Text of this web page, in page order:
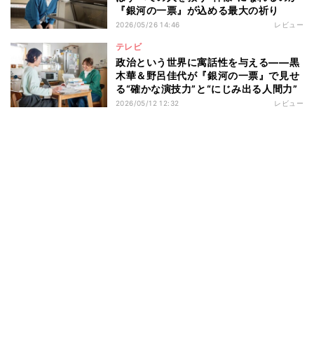
『銀河の一票』が込める最大の祈り
2026/05/26 14:46 レビュー
テレビ
政治という世界に寓話性を与える――黒
木華＆野呂佳代が『銀河の一票』で見せ
る“確かな演技力”と“にじみ出る人間力”
2026/05/12 12:32 レビュー